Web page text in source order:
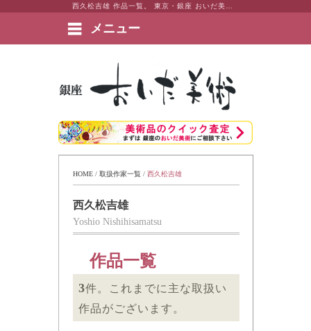
メニュー
絵画など美術品の販売と買取 | 東京・銀座 おいだ美術
HOME / 取扱作家一覧 / 西久松吉雄
西久松吉雄
Yoshio Nishihisamatsu
作品一覧
3件。これまでに主な取扱い
作品がございます。